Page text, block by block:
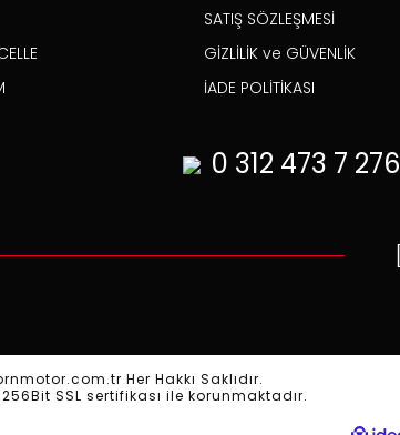
SATIŞ SÖZLEŞMESİ
GİZLİLİK ve GÜVENLİK
İADE POLİTİKASI
0 312 473 7 276
Her Hakkı Saklıdır.
SSL sertifikası ile korunmaktadır.